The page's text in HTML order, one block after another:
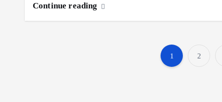
Continue reading
1 2